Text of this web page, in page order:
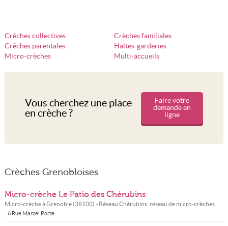
Crèches collectives
Crèches familiales
Crèches parentales
Haltes-garderies
Micro-crèches
Multi-accueils
Vous cherchez une place
en crèche ?
Faire votre
demande en
ligne
Crèches Grenobloises
Micro-crèche Le Patio des Chérubins
Micro-crèche àGrenoble(38100) - Réseau Chérubins, réseau de micro-crèches
6 Rue Marcel Porte